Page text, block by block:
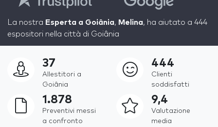
La nostra Esperta a Goiânia, Melina, ha aiutato a 444
espositori nella città di Goiânia
37
Allestitori a
Goiânia
444
Clienti
soddisfatti
1.878
Preventivi messi
a confronto
9,4
Valutazione
media